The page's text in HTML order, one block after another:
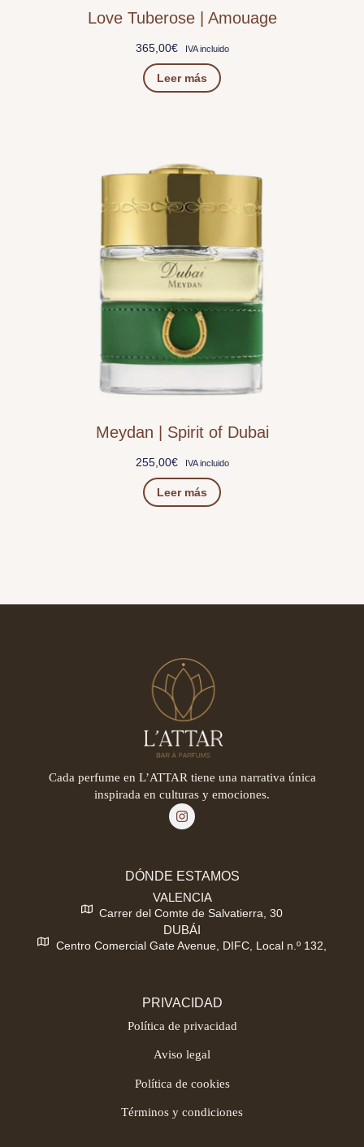
Love Tuberose | Amouage
365,00€ IVA incluido
Leer más
Meydan | Spirit of Dubai
255,00€ IVA incluido
Leer más
Cada perfume en L’ATTAR tiene una narrativa única
inspirada en culturas y emociones.
DÓNDE ESTAMOS
VALENCIA
Carrer del Comte de Salvatierra, 30
DUBÁI
Centro Comercial Gate Avenue, DIFC, Local n.º 132,
PRIVACIDAD
Política de privacidad
Aviso legal
Política de cookies
Términos y condiciones